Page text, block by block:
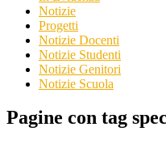
Notizie
Progetti
Notizie Docenti
Notizie Studenti
Notizie Genitori
Notizie Scuola
Pagine con tag